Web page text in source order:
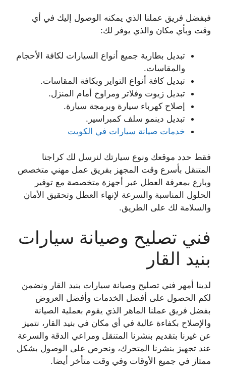
فبفضل فريق عملنا الذي يمكنه الوصول إليك في أي
وقت وبأي مكان والذي يوفر لك:
تبديل بطارية جميع أنواع السيارات لكافة الأحجام
والمقاسات.
تبديل كافة أنواع التواير وبكافة المقاسات.
تبديل زيوت وفلاتر ومراوح أمام المنزل.
إصلاح كهرباء سيارة وبرمجة سيارة.
تبديل دينمو سلف كمبراسير.
خدمات صيانة سيارات في الكويت
فقط حدد موقعك ونوع سيارتك لنرسل لك كراجنا
المتنقل بأسرع وقت المجهز بفريق عمل مهني متخصص
وبارع بمعرفة العطل عبر أجهزة متخصصة مع توفير
الحلول المناسبة والسرعة لإنهاء العطل وتحقيق الأمان
والسلامة لك على الطريق.
فني تصليح وصيانة سيارات
بنيد القار
لدينا أمهر فني تصليح وصيانة سيارات بنيد القار ونضمن
لكم الحصول على أفضل الخدمات وأفضل العروض
بفضل فريق عملنا الماهر الذي يقوم بعملية الصيانة
والإصلاح بكفاءة عالية في أي مكان في بنيد القار، نتميز
عن غيرنا بتقديم بنشرنا المتنقل ومراعي الدقة والسرعة
عند تجهيز بنشرنا المتحرك، ونحرص على الوصول بشكل
ممتاز في جميع الأوقات وفي وقت متأخر أيضا.